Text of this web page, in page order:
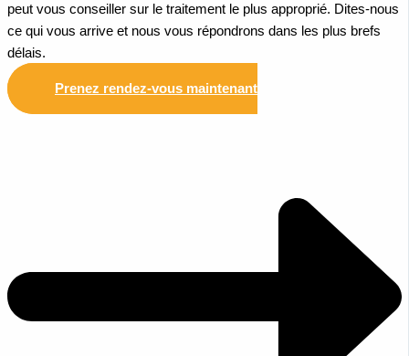
peut vous conseiller sur le traitement le plus approprié. Dites-nous
ce qui vous arrive et nous vous répondrons dans les plus brefs
délais.
Prenez rendez-vous maintenant